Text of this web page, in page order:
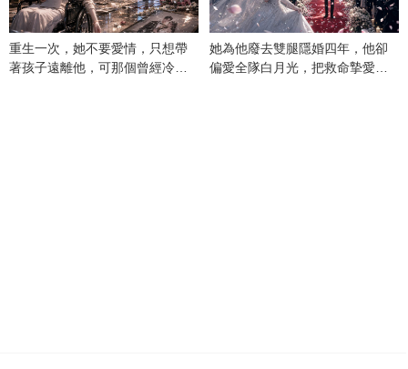
重生一次，她不要愛情，只想帶
著孩子遠離他，可那個曾經冷漠
她為他廢去雙腿隱婚四年，他卻
偏愛全隊白月光，把救命摯愛當